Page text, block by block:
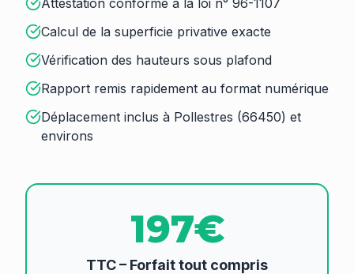
Attestation conforme à la loi n° 96-1107
Calcul de la superficie privative exacte
Vérification des hauteurs sous plafond
Rapport remis rapidement au format numérique
Déplacement inclus à Pollestres (66450) et
environs
197€
TTC – Forfait tout compris